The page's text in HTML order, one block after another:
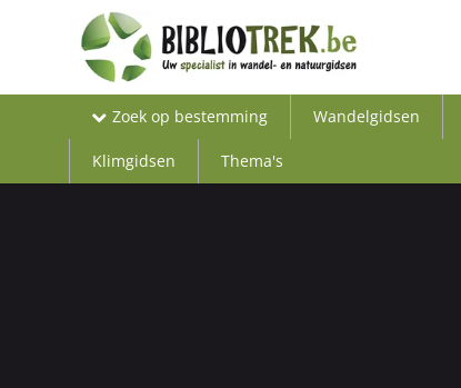
Zoek op bestemming Wandelgidsen
Klimgidsen Thema's